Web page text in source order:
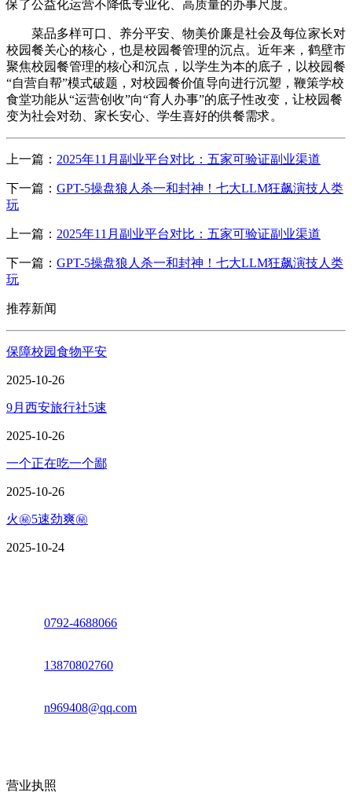
保了公益化运营不降低专业化、高质量的办事尺度。
菜品多样可口、养分平安、物美价廉是社会及每位家长对
校园餐关心的核心，也是校园餐管理的沉点。近年来，鹤壁市
聚焦校园餐管理的核心和沉点，以学生为本的底子，以校园餐
“自营自帮”模式破题，对校园餐价值导向进行沉塑，鞭策学校
食堂功能从“运营创收”向“育人办事”的底子性改变，让校园餐
变为社会对劲、家长安心、学生喜好的供餐需求。
上一篇： 2025年11月副业平台对比：五家可验证副业渠道
下一篇： GPT-5操盘狼人杀一和封神！七大LLM狂飙演技人类
玩
上一篇： 2025年11月副业平台对比：五家可验证副业渠道
下一篇： GPT-5操盘狼人杀一和封神！七大LLM狂飙演技人类
玩
推荐新闻
保障校园食物平安
2025-10-26
9月西安旅行社5速
2025-10-26
一个正在吃一个鄙
2025-10-26
火㊙️5速劲爽㊙️
2025-10-24
0792-4688066
13870802760
n969408@qq.com
营业执照